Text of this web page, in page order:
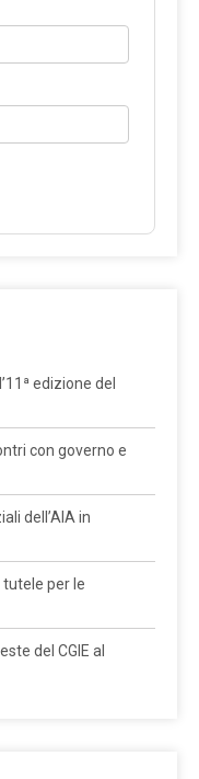
edizione del
con governo e
dell’AIA in
tutele per le
del CGIE al